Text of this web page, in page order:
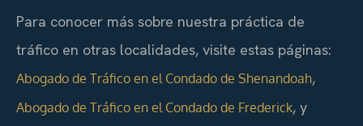
Para conocer más sobre nuestra práctica de
tráfico en otras localidades, visite estas páginas:
Abogado de Tráfico en el Condado de Shenandoah,
Abogado de Tráfico en el Condado de Frederick, y